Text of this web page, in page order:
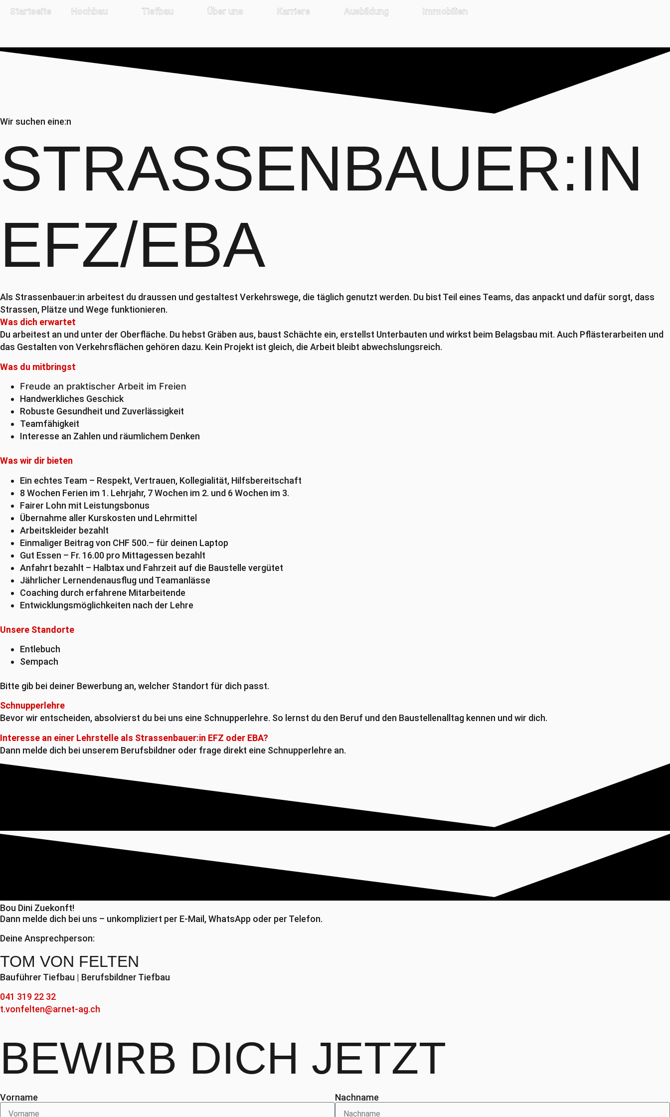
Startseite Hochbau Tiefbau Über uns Karriere Ausbildung Immobilien
Wir suchen eine:n
STRASSENBAUER:IN
EFZ/EBA
Als Strassenbauer:in arbeitest du draussen und gestaltest Verkehrswege, die täglich genutzt werden. Du bist Teil eines Teams, das anpackt und dafür sorgt, dass
Strassen, Plätze und Wege funktionieren.
Was dich erwartet
Du arbeitest an und unter der Oberfläche. Du hebst Gräben aus, baust Schächte ein, erstellst Unterbauten und wirkst beim Belagsbau mit. Auch Pflästerarbeiten und
das Gestalten von Verkehrsflächen gehören dazu. Kein Projekt ist gleich, die Arbeit bleibt abwechslungsreich.
Was du mitbringst
Freude an praktischer Arbeit im Freien
Handwerkliches Geschick
Robuste Gesundheit und Zuverlässigkeit
Teamfähigkeit
Interesse an Zahlen und räumlichem Denken
Was wir dir bieten
Ein echtes Team – Respekt, Vertrauen, Kollegialität, Hilfsbereitschaft
8 Wochen Ferien im 1. Lehrjahr, 7 Wochen im 2. und 6 Wochen im 3.
Fairer Lohn mit Leistungsbonus
Übernahme aller Kurskosten und Lehrmittel
Arbeitskleider bezahlt
Einmaliger Beitrag von CHF 500.– für deinen Laptop
Gut Essen – Fr. 16.00 pro Mittagessen bezahlt
Anfahrt bezahlt – Halbtax und Fahrzeit auf die Baustelle vergütet
Jährlicher Lernendenausflug und Teamanlässe
Coaching durch erfahrene Mitarbeitende
Entwicklungsmöglichkeiten nach der Lehre
Unsere Standorte
Entlebuch
Sempach
Bitte gib bei deiner Bewerbung an, welcher Standort für dich passt.
Schnupperlehre
Bevor wir entscheiden, absolvierst du bei uns eine Schnupperlehre. So lernst du den Beruf und den Baustellenalltag kennen und wir dich.
Interesse an einer Lehrstelle als Strassenbauer:in EFZ oder EBA?
Dann melde dich bei unserem Berufsbildner oder frage direkt eine Schnupperlehre an.
Bou Dini Zuekonft!
Dann melde dich bei uns – unkompliziert per E-Mail, WhatsApp oder per Telefon.
Deine Ansprechperson:
TOM VON FELTEN
Bauführer Tiefbau | Berufsbildner Tiefbau
041 319 22 32
t.vonfelten@arnet-ag.ch
BEWIRB DICH JETZT
Vorname Nachname